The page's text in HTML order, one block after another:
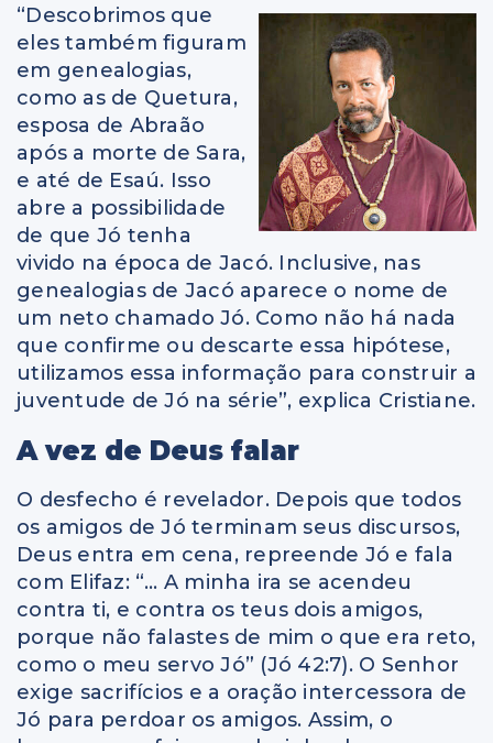
“Descobrimos que
eles também figuram
em genealogias,
como as de Quetura,
esposa de Abraão
após a morte de Sara,
e até de Esaú. Isso
abre a possibilidade
de que Jó tenha
vivido na época de Jacó. Inclusive, nas
genealogias de Jacó aparece o nome de
um neto chamado Jó. Como não há nada
que confirme ou descarte essa hipótese,
utilizamos essa informação para construir a
juventude de Jó na série”, explica Cristiane.
A vez de Deus falar
O desfecho é revelador. Depois que todos
os amigos de Jó terminam seus discursos,
Deus entra em cena, repreende Jó e fala
com Elifaz: “… A minha ira se acendeu
contra ti, e contra os teus dois amigos,
porque não falastes de mim o que era reto,
como o meu servo Jó” (Jó 42:7). O Senhor
exige sacrifícios e a oração intercessora de
Jó para perdoar os amigos. Assim, o